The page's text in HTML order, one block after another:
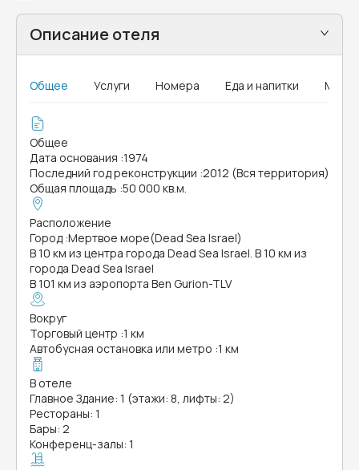
Описание отеля
Общее Услуги Номера Еда и напитки MICE
Общее
Дата основания :1974
Последний год реконструкции :2012 (Вся территория)
Общая площадь :50 000 кв.м.
Расположение
Город :Мертвое море(Dead Sea Israel)
В 10 км из центра города Dead Sea Israel. В 10 км из
города Dead Sea Israel
В 101 км из аэропорта Ben Gurion-TLV
Вокруг
Торговый центр :1 км
Автобусная остановка или метро :1 км
В отеле
Главное Здание: 1 (этажи: 8, лифты: 2)
Рестораны: 1
Бары: 2
Конференц-залы: 1